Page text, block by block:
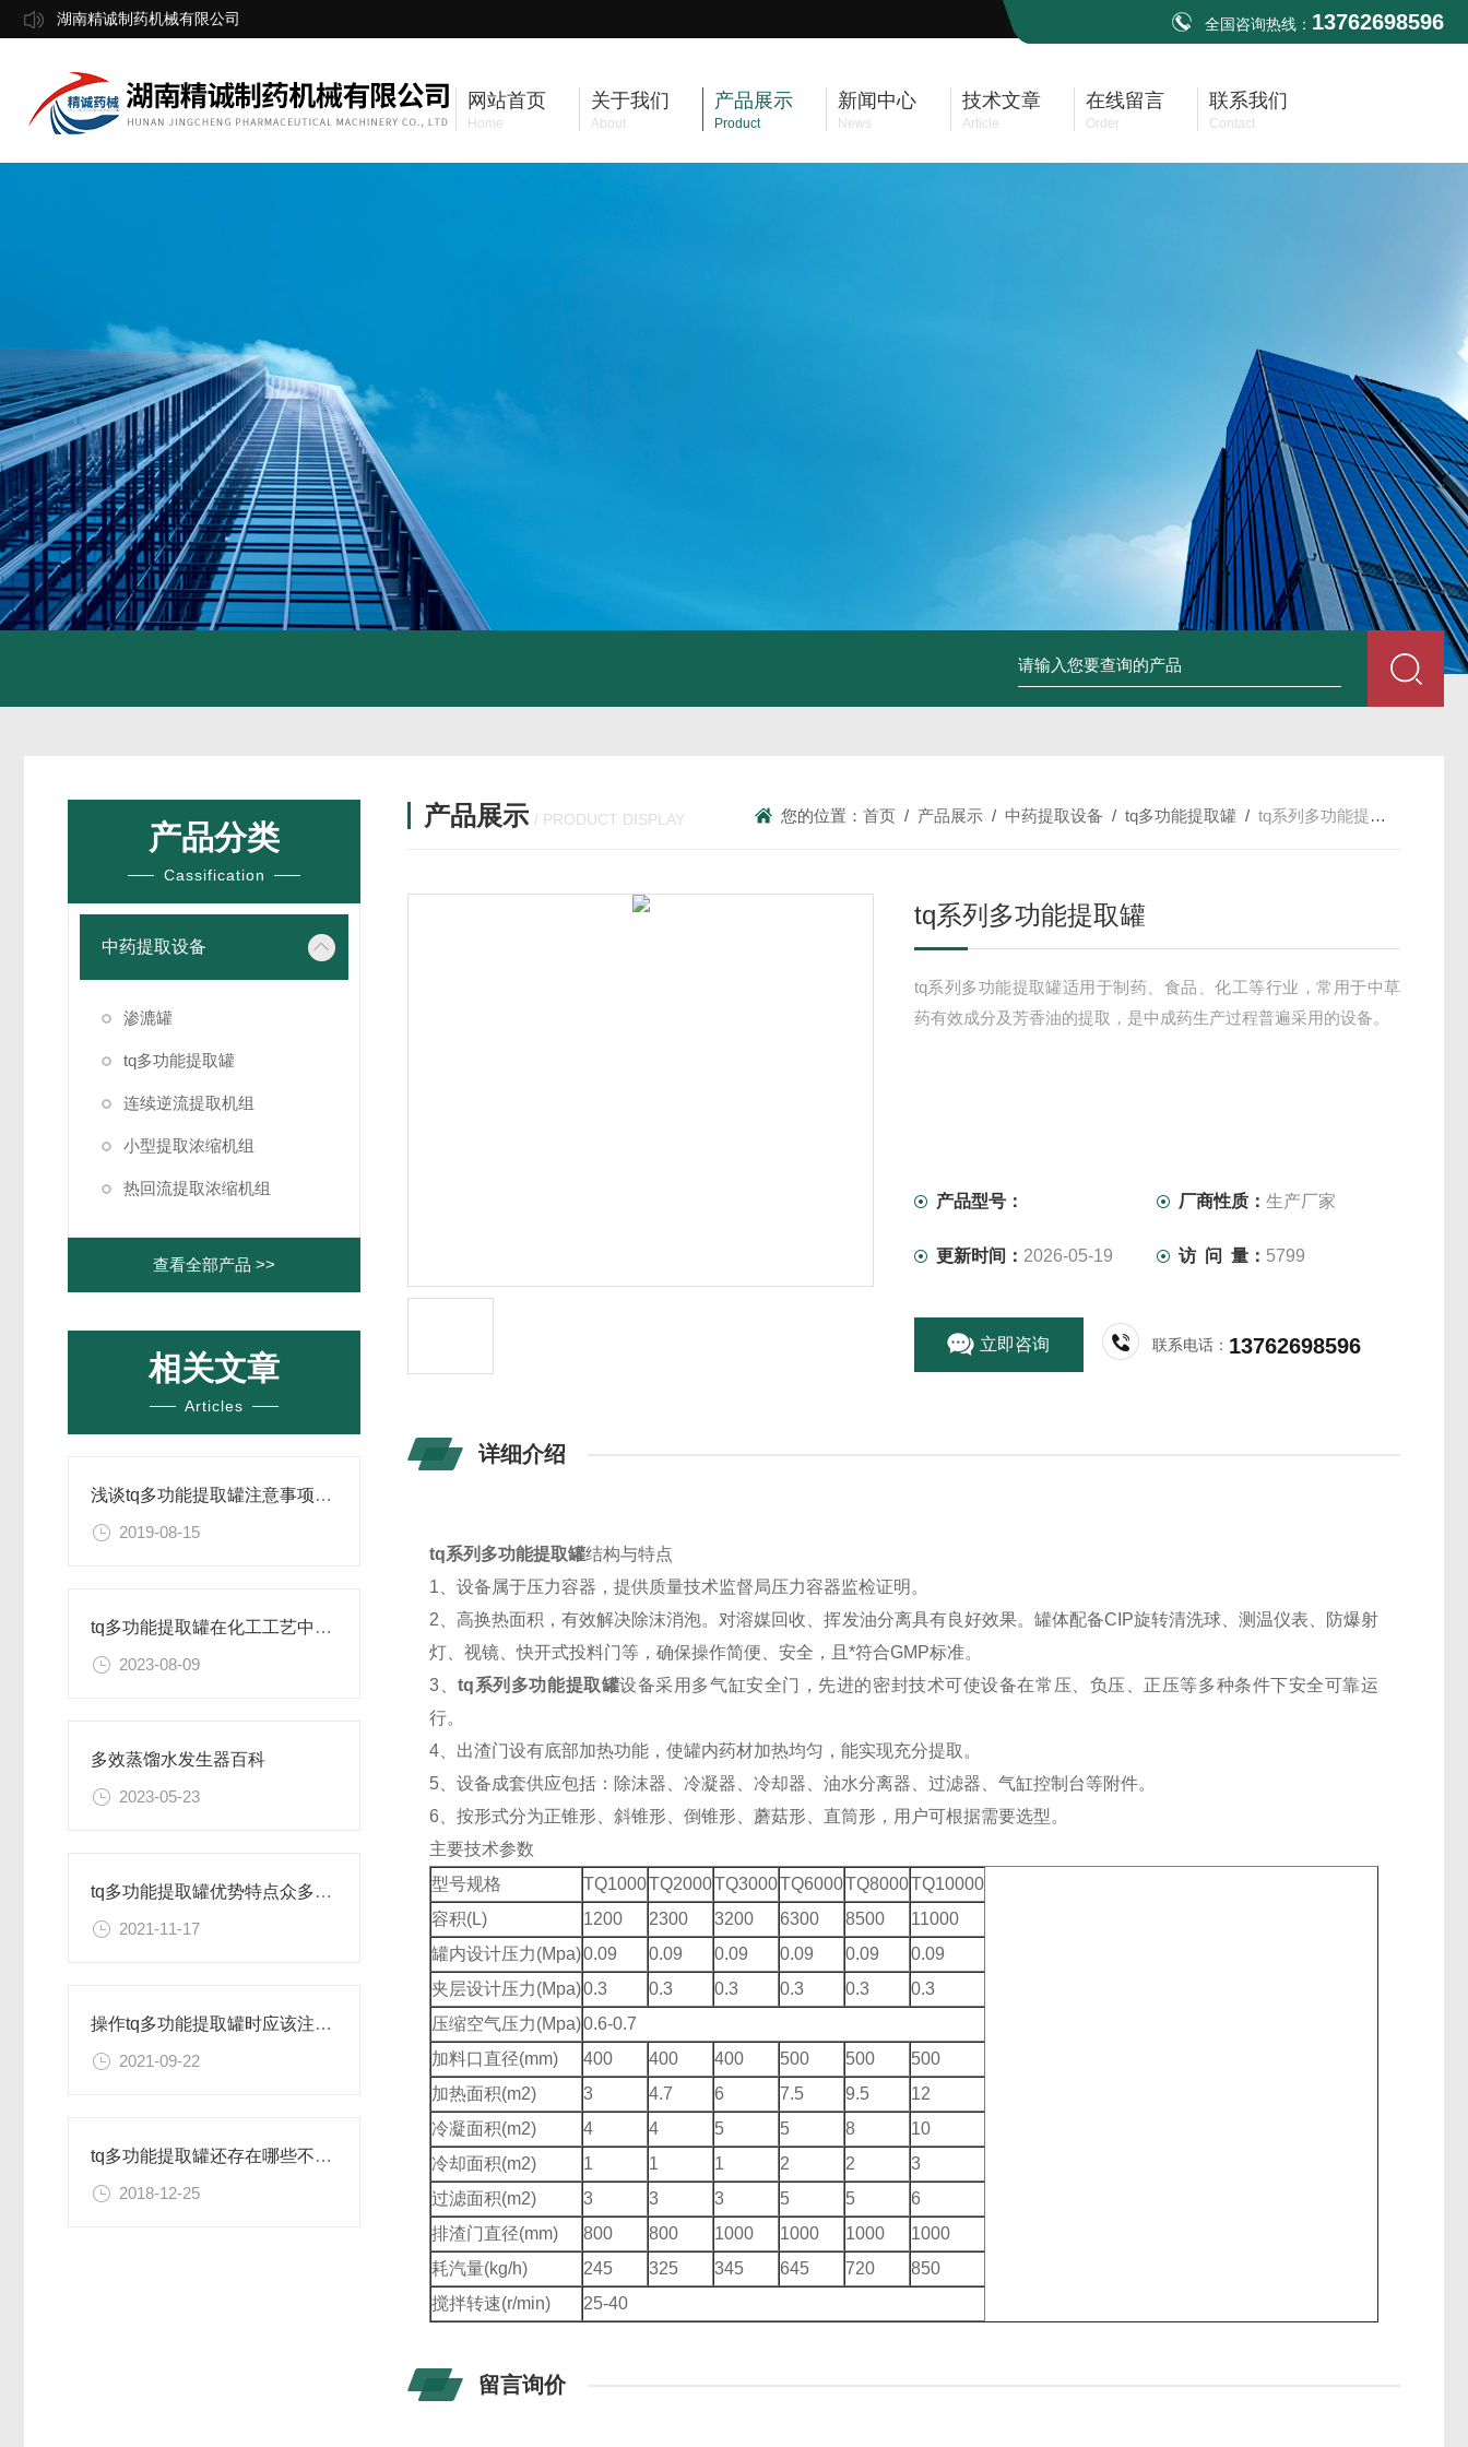
湖南精诚制药机械有限公司 全国咨询热线： 13762698596
网站首页
Home
关于我们
About
产品展示
Product
新闻中心
News
技术文章
Article
在线留言
Order
联系我们
Contact
产品展示 / PRODUCT DISPLAY 您的位置：首页 / 产品展示 /中药提取设备 /tq多功能提取罐 /tq系列多功能提取罐
tq系列多功能提取罐
tq系列多功能提取罐适用于制药、食品、化工等行业，常用于中草
药有效成分及芳香油的提取，是中成药生产过程普遍采用的设备。
产品型号： 厂商性质：生产厂家
更新时间： 2026-05-19 访 问 量： 5799
立即咨询 联系电话： 13762698596
详细介绍
tq系列多功能提取罐结构与特点
1、设备属于压力容器，提供质量技术监督局压力容器监检证明。
2、高换热面积，有效解决除沫消泡。对溶媒回收、挥发油分离具有良好效果。罐体配备CIP旋转清洗球、测温仪表、防爆射
灯、视镜、快开式投料门等，确保操作简便、安全，且*符合GMP标准。
3、tq系列多功能提取罐设备采用多气缸安全门，先进的密封技术可使设备在常压、负压、正压等多种条件下安全可靠运
行。
4、出渣门设有底部加热功能，使罐内药材加热均匀，能实现充分提取。
5、设备成套供应包括：除沫器、冷凝器、冷却器、油水分离器、过滤器、气缸控制台等附件。
6、按形式分为正锥形、斜锥形、倒锥形、蘑菇形、直筒形，用户可根据需要选型。
主要技术参数
型号规格
TQ1000TQ2000TQ3000TQ6000TQ8000TQ10000
容积(L)
1200 2300 3200 6300 8500
11000
罐内设计压力(Mpa)0.09 0.09 0.09 0.09 0.09
0.09
夹层设计压力(Mpa)0.3 0.3 0.3 0.3 0.3
0.3
压缩空气压力(Mpa)0.6-0.7
加料口直径(mm)
400 400 400 500 500
500
加热面积(m2)
3 4.7 6 7.5 9.5
12
冷凝面积(m2)
4 4 5 5 8
10
冷却面积(m2)
1 1 1 2 2
3
过滤面积(m2)
3 3 3 5 5
6
排渣门直径(mm)
800 800 1000 1000 1000
1000
耗汽量(kg/h)
245 325 345 645 720
850
搅拌转速(r/min)
25-40
留言询价
产品分类
Cassification
中药提取设备
渗漉罐
tq多功能提取罐
连续逆流提取机组
小型提取浓缩机组
热回流提取浓缩机组
查看全部产品 >>
相关文章
Articles
浅谈tq多功能提取罐注意事项及特点
2019-08-15
tq多功能提取罐在化工工艺中的作用是什么？
2023-08-09
多效蒸馏水发生器百科
2023-05-23
tq多功能提取罐优势特点众多，你不可错过！
2021-11-17
操作tq多功能提取罐时应该注意的几个要点
2021-09-22
tq多功能提取罐还存在哪些不足之处
2018-12-25